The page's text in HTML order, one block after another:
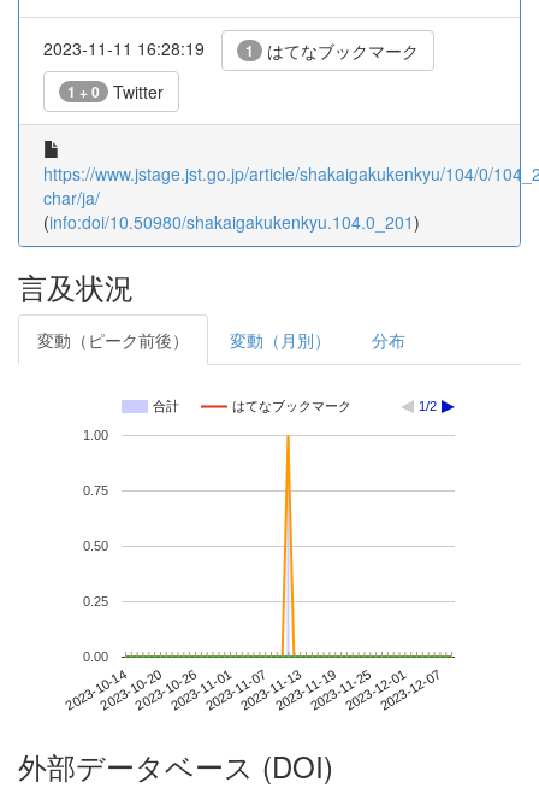
2023-11-11 16:28:19 1 はてなブックマーク
1 + 0 Twitter
https://www.jstage.jst.go.jp/article/shakaigakukenkyu/104/0/
char/ja/
(info:doi/10.50980/shakaigakukenkyu.104.0_201)
言及状況
変動（ピーク前後） 変動（月別） 分布
合計 はてなブックマーク 1/2
2023-10-142023-10-202023-10-262023-11-012023-11-072023-11-132023-11-192023-11-252023-12-012023-12-07
0.00
0.25
0.50
0.75
1.00
外部データベース (DOI)